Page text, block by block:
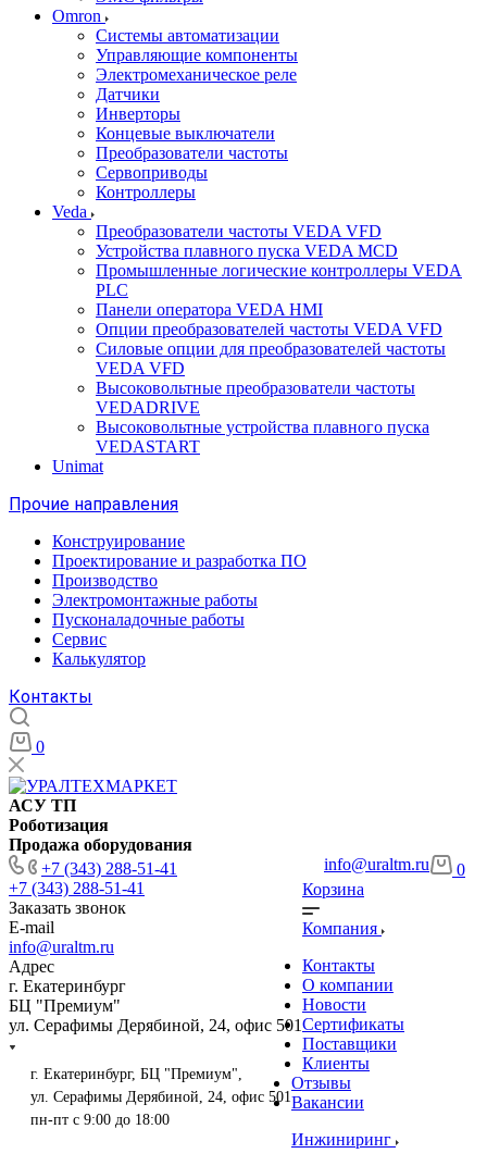
Omron
Системы автоматизации
Управляющие компоненты
Электромеханическое реле
Датчики
Инверторы
Концевые выключатели
Преобразователи частоты
Сервоприводы
Контроллеры
Veda
Преобразователи частоты VEDA VFD
Устройства плавного пуска VEDA MCD
Промышленные логические контроллеры VEDA
PLC
Панели оператора VEDA HMI
Опции преобразователей частоты VEDA VFD
Силовые опции для преобразователей частоты
VEDA VFD
Высоковольтные преобразователи частоты
VEDADRIVE
Высоковольтные устройства плавного пуска
VEDASTART
Unimat
Прочие направления
Конструирование
Проектирование и разработка ПО
Производство
Электромонтажные работы
Пусконаладочные работы
Сервис
Калькулятор
Контакты
0
АСУ ТП
Роботизация
Продажа оборудования
+7 (343) 288-51-41
+7 (343) 288-51-41
Заказать звонок
E-mail
info@uraltm.ru
Адрес
г. Екатеринбург
БЦ "Премиум"
ул. Серафимы Дерябиной, 24, офис 501
info@uraltm.ru
г. Екатеринбург, БЦ "Премиум",
ул. Серафимы Дерябиной, 24, офис 501
пн-пт с 9:00 до 18:00
0
Корзина
Компания
Контакты
О компании
Новости
Сертификаты
Поставщики
Клиенты
Отзывы
Вакансии
Инжиниринг